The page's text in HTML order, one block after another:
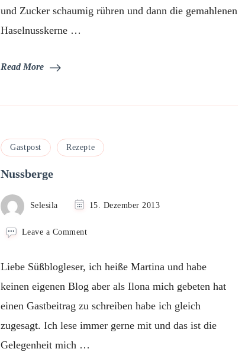
und Zucker schaumig rühren und dann die gemahlenen
Haselnusskerne …
Read More
Gastpost Rezepte
Nussberge
Selesila 15. Dezember 2013
Leave a Commenton
Liebe Süßblogleser, ich heiße Martina und habe
keinen eigenen Blog aber als Ilona mich gebeten hat
einen Gastbeitrag zu schreiben habe ich gleich
zugesagt. Ich lese immer gerne mit und das ist die
Gelegenheit mich …